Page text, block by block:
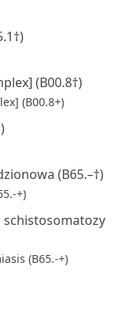
(B00.8†)
(B00.8+)
(B65.–†)
+)
(B65.-+)